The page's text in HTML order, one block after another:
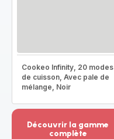
Cookeo Infinity, 20 modes
de cuisson, Avec pale de
mélange, Noir
Découvrir la gamme
complète